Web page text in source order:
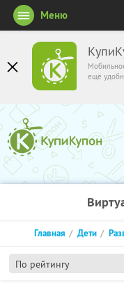
ещё
Меню
По рейтингу
Главная Дети